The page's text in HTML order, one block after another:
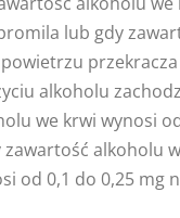
lub gdy
przekracza
alkoholu
we krwi wynosi
alkoholu
od 0,1 do 0,25 mg